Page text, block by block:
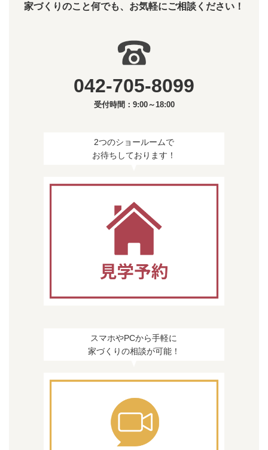
家づくりのこと何でも、お気軽にご相談ください！
042-705-8099
受付時間：9:00～18:00
2つのショールームで
お待ちしております！
スマホやPCから手軽に
家づくりの相談が可能！